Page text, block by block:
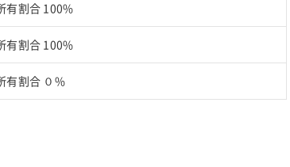
有割合 100%
有割合 100%
有割合 ０%